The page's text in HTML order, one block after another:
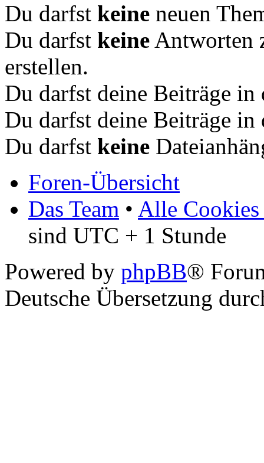
Du darfst keine neuen
Du darfst keine Antworten
erstellen.
Du darfst deine Beiträge
Du darfst deine Beiträge
Du darfst keine
Foren-Übersicht
Das Team • Alle Cookies
sind UTC + 1 Stunde
Powered by phpBB®
Deutsche Übersetzung